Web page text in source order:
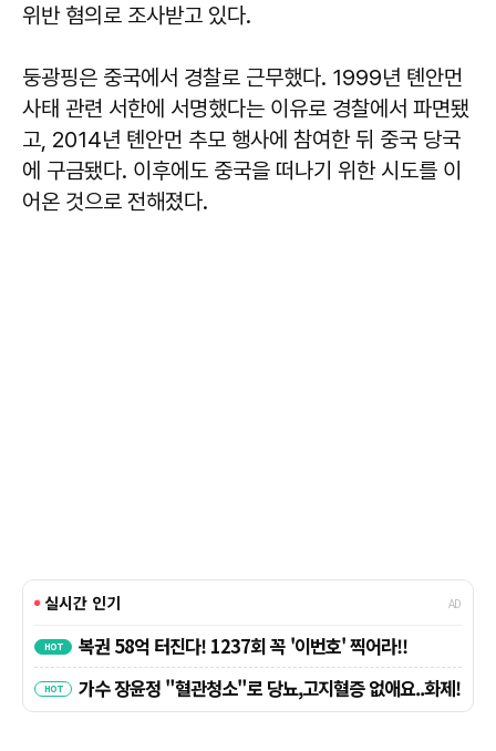
위반 혐의로 조사받고 있다.
둥광핑은 중국에서 경찰로 근무했다. 1999년 톈안먼
사태 관련 서한에 서명했다는 이유로 경찰에서 파면됐
고, 2014년 톈안먼 추모 행사에 참여한 뒤 중국 당국
에 구금됐다. 이후에도 중국을 떠나기 위한 시도를 이
어온 것으로 전해졌다.